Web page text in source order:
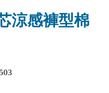
涼感褲型棉